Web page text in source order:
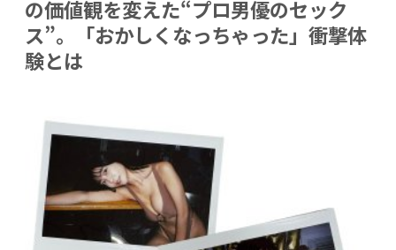
の価値観を変えた“プロ男優のセック
ス”。「おかしくなっちゃった」衝撃体
験とは